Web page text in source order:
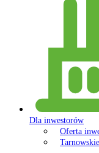
Dla inwestorów
Oferta